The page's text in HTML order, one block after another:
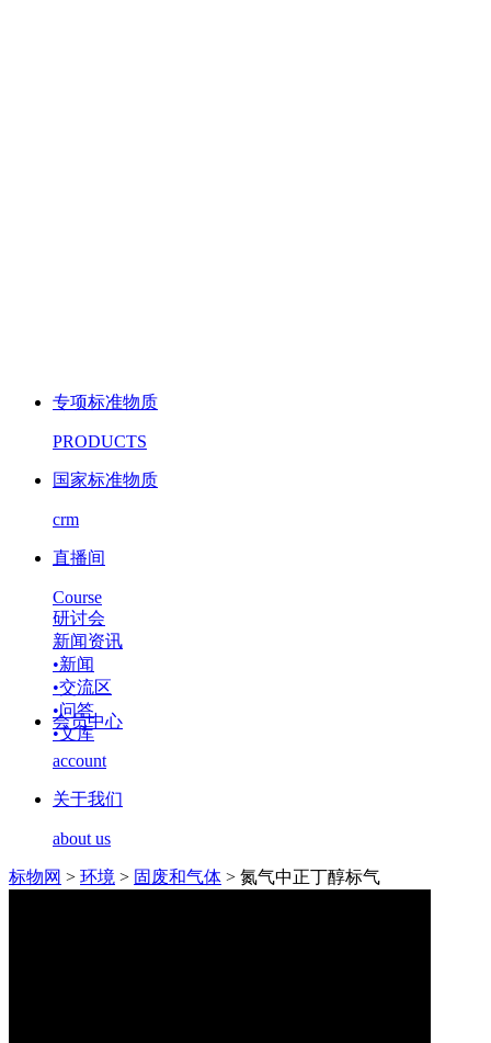
专项标准物质
PRODUCTS
国家标准物质
crm
直播间
Course
研讨会
新闻资讯
•新闻
•交流区
•问答
•文库
会员中心
account
关于我们
about us
标物网 > 环境 > 固废和气体 > 氮气中正丁醇标气